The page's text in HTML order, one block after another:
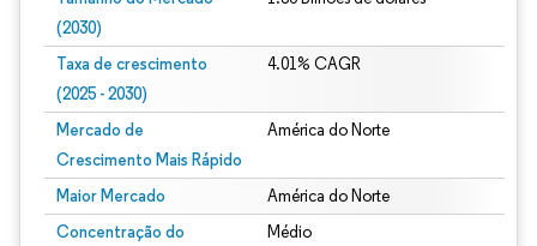
(2030)
Taxa de crescimento
(2025 - 2030)
4.01% CAGR
Mercado de
Crescimento Mais Rápido
América do Norte
Maior Mercado América do Norte
Concentração do
Médio